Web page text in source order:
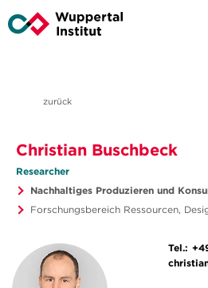
zurück
Christian Buschbeck
Researcher
Nachhaltiges Produzieren und
Forschungsbereich Ressourcen,
Tel.: